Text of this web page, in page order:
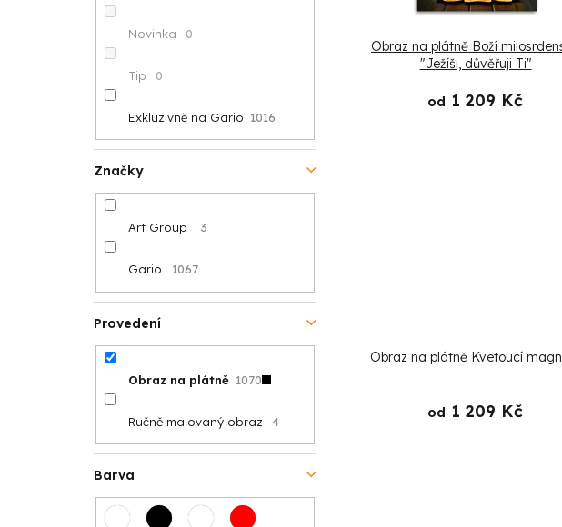
a
n
e
l
Novinka 0
Tip 0
Exkluzivně na Gario 1016
Značky
Art Group 3
Gario 1067
Provedení
Obraz na plátně 1070
Ručně malovaný obraz 4
Barva
Obraz na plátně Boží
"Ježíši, důvěřuji Ti"
od 1 209 Kč
Obraz na plátně Kvetoucí
od 1 209 Kč